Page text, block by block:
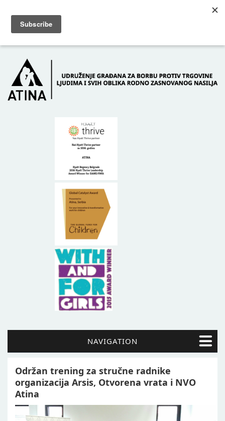
POČETNA O NAMA
NAVIGATION
Održan trening za stručne radnike
organizacija Arsis, Otvorena vrata i NVO
Atina